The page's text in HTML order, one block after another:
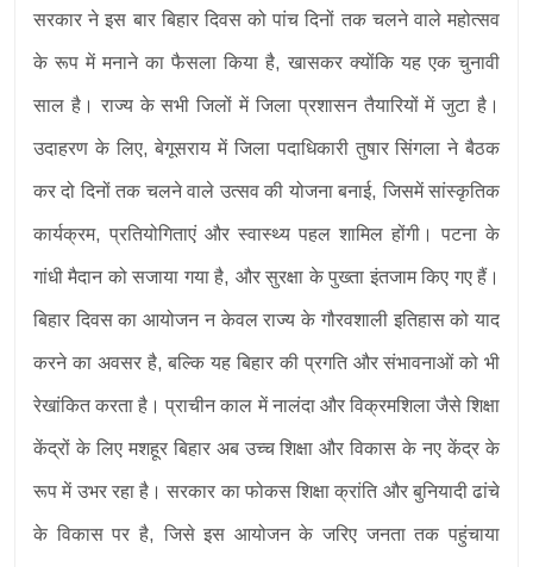
सरकार ने इस बार बिहार दिवस को पांच दिनों तक चलने वाले महोत्सव
के रूप में मनाने का फैसला किया है, खासकर क्योंकि यह एक चुनावी
साल है। राज्य के सभी जिलों में जिला प्रशासन तैयारियों में जुटा है।
उदाहरण के लिए, बेगूसराय में जिला पदाधिकारी तुषार सिंगला ने बैठक
कर दो दिनों तक चलने वाले उत्सव की योजना बनाई, जिसमें सांस्कृतिक
कार्यक्रम, प्रतियोगिताएं और स्वास्थ्य पहल शामिल होंगी। पटना के
गांधी मैदान को सजाया गया है, और सुरक्षा के पुख्ता इंतजाम किए गए हैं।
बिहार दिवस का आयोजन न केवल राज्य के गौरवशाली इतिहास को याद
करने का अवसर है, बल्कि यह बिहार की प्रगति और संभावनाओं को भी
रेखांकित करता है। प्राचीन काल में नालंदा और विक्रमशिला जैसे शिक्षा
केंद्रों के लिए मशहूर बिहार अब उच्च शिक्षा और विकास के नए केंद्र के
रूप में उभर रहा है। सरकार का फोकस शिक्षा क्रांति और बुनियादी ढांचे
के विकास पर है, जिसे इस आयोजन के जरिए जनता तक पहुंचाया